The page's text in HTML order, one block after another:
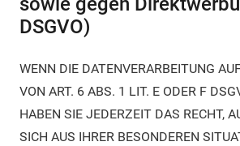
DSGVO)
WENN DIE DATENVERARBEITUNG
VON ART. 6 ABS. 1 LIT. E ODER F
HABEN SIE JEDERZEIT DAS RECHT,
SICH AUS IHRER BESONDEREN